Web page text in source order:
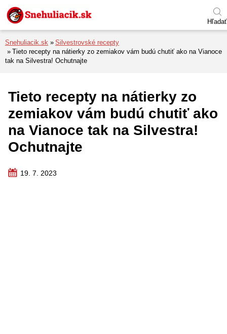
Preskočiť na menu
Preskočiť na obsah
Preskočiť na pätu
Hľadať
Snehuliacik.sk
Silvestrovské recepty
Tieto recepty na nátierky zo zemiakov vám budú chutiť ako na Vianoce
tak na Silvestra! Ochutnajte
Tieto recepty na nátierky zo
zemiakov vám budú chutiť ako
na Vianoce tak na Silvestra!
Ochutnajte
19. 7. 2023